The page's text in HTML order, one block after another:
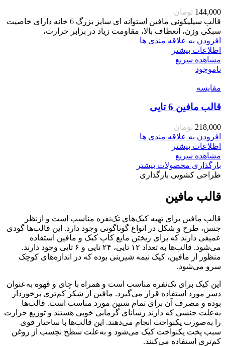
144,000 تومان
قالب سیلیکونی مافین استوانه ای سایز بزرگ 6 خانه دارای خاصیت
سبکی وزن، انعطاف بالا، مقاومت زیاد در برابر حرارت،
افزودن به علاقه مندی ها
اطلاعات بیشتر
مشاهده سریع
ناموجود
مقایسه
قالب مافین 6 تایی
218,000 تومان
افزودن به علاقه مندی ها
اطلاعات بیشتر
مشاهده سریع
بارگذاری محصولات بیشتر
طراحی کشویی بارگذاری
قالب مافین
قالب مافین برای تهیه کیک‌های تک‌نفره مناسب است و ازنظر
جنس، طرح و شکل در انواع گوناگونی وجود دارد. این قالب‌ها گودی
عمیقی دارند که برای ریختن مایع کاپ کیک و مافین استفاده
می‌شود. قالب‌ها به تعداد ۱۲ تایی، ۲۴ تایی و ۶ تایی وجود دارند.
منظور از مافین، کیک نیمه شیرینی بوده که در اندازه‌های کوچک
سرو می‌شود.
این کیک برای تک‌نفره مناسب است و همراه با چای و قهوه به‌عنوان
دسر مورد استفاده قرار می‌گیرد. مافین از شکر کم‌تری برخوردار
بوده و مصرف آن برای تمام سنین مورد مناسب است. قالب‌ها
به‌علت جنسی که دارند رسانای گرمایی خوبی هستند و توزیع حرارت
را به‌صورت یکنواخت انجام می‌دهند. این قالب‌ها با ساختار قوی
سبب پخت یکنواخت کیک می‌شود و به‌علت سطح نچسب از روغن
کم‌تری استفاده می‌کنند.